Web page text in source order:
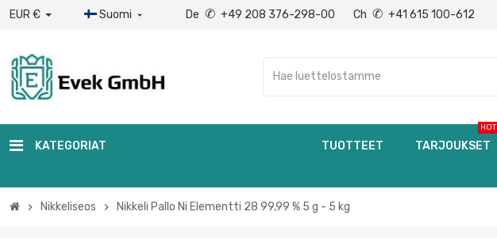
EUR € Suomi  De ✆ +49 208 376-298-00 Ch ✆ +41 615 100-612
KATEGORIAT TUOTTEET TARJOUKSET
HOT
chevron_right Nikkeliseos chevron_right Nikkeli Pallo Ni Elementti 28 99,99 % 5 g - 5 kg